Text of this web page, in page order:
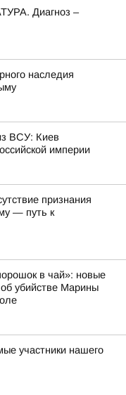
Диагноз –
наследия
ВСУ: Киев
империи
признания
— путь к
в чай»: новые
убийстве Марины
участники нашего